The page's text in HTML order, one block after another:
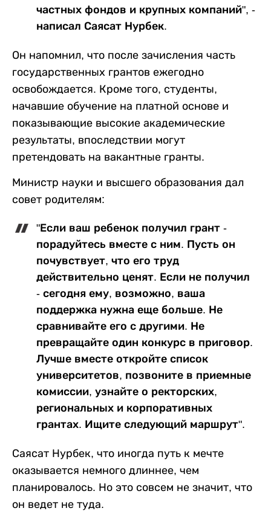
частных фондов и крупных компаний", -
написал Саясат Нурбек.
Он напомнил, что после зачисления часть
государственных грантов ежегодно
освобождается. Кроме того, студенты,
начавшие обучение на платной основе и
показывающие высокие академические
результаты, впоследствии могут
претендовать на вакантные гранты.
Министр науки и высшего образования дал
совет родителям:
"Если ваш ребенок получил грант -
порадуйтесь вместе с ним. Пусть он
почувствует, что его труд
действительно ценят. Если не получил
- сегодня ему, возможно, ваша
поддержка нужна еще больше. Не
сравнивайте его с другими. Не
превращайте один конкурс в приговор.
Лучше вместе откройте список
университетов, позвоните в приемные
комиссии, узнайте о ректорских,
региональных и корпоративных
грантах. Ищите следующий маршрут".
Саясат Нурбек, что иногда путь к мечте
оказывается немного длиннее, чем
планировалось. Но это совсем не значит, что
он ведет не туда.